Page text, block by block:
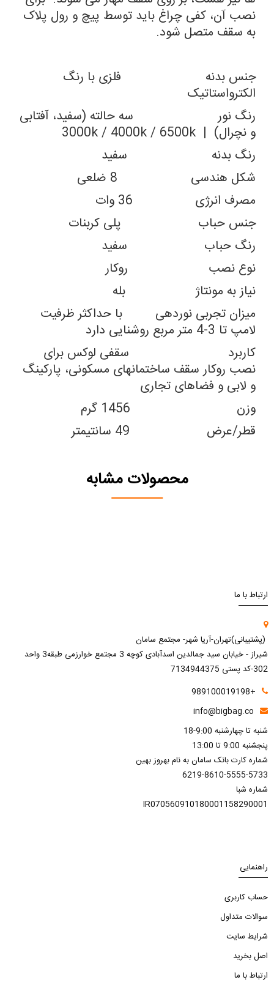
نصب آن، کفی چراغ باید توسط پیچ و رول پلاک
به سقف متصل شود.
جنس بدنه فلزی با رنگ
الکترواستاتیک
رنگ نور سه حالته (سفید، آفتابی
و نچرال) | 3000k / 4000k / 6500k
رنگ بدنه سفید
شکل هندسی 8 ضلعی
مصرف انرژی 36 وات
جنس حباب پلی کربنات
رنگ حباب سفید
نوع نصب روکار
نیاز به مونتاژ بله
میزان تجربی نوردهی با حداکثر ظرفیت
لامپ تا 3-4 متر مربع روشنایی دارد
کاربرد سقفی لوکس برای
نصب روکار سقف ساختمانهای مسکونی، پارکینگ
و لابی و فضاهای تجاری
وزن 1456 گرم
قطر/عرض 49 سانتیمتر
محصولات مشابه
ارتباط با ما
(پشتیبانی)تهران-آریا شهر- مجتمع سامان
شیراز - خیابان سید جمالدین اسدآبادی کوچه 3 مجتمع خوارزمی طبقه3 واحد
302-کد پستی 7134944375
+989100019198
info@bigbag.co
شنبه تا چهارشنبه 9:00-18
پنجشنبه 9:00 تا 13:00
شماره کارت بانک سامان به نام بهروز بهین
6219-8610-5555-5733
شماره شبا
IR070560910180001158290001
راهنمایی
حساب کاربری
سوالات متداول
شرایط سایت
اصل بخرید
ارتباط با ما